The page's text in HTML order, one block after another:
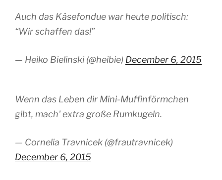
Auch das Käsefondue war heute politisch:
“Wir schaffen das!”
— Heiko Bielinski (@heibie) December 6, 2015
Wenn das Leben dir Mini-Muffinförmchen
gibt, mach' extra große Rumkugeln.
— Cornelia Travnicek (@frautravnicek)
December 6, 2015